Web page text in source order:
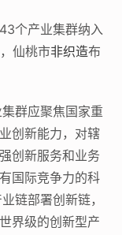
个产业集群纳入
仙桃市非织造布
群应聚焦国家重
创新能力，对辖
创新服务和业务
国际竞争力的科
链部署创新链，
界级的创新型产